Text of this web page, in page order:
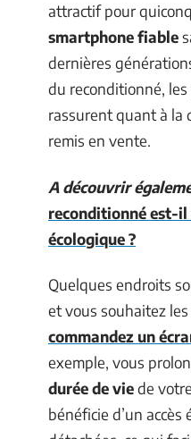
attractif pour
smartphone fiable
dernières
du reconditionné,
rassurent quant à la
remis en vente.
A découvrir
reconditionné est-
écologique ?
Quelques endroits
et vous souhaitez
commandez un
exemple, vous
durée de viede
bénéficie d’un accès